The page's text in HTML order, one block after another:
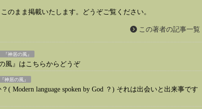
のまま掲載いたします。どうぞご覧ください。
この著者の記事一覧
神居の風』
風』はこちらからどうぞ
居の風』
( Modern language spoken by God ？) それは出会いと出来事です